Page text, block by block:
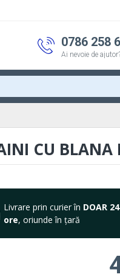
0786 258
Ai nevoie de
CU
Livrare prin curier în DOAR
ore, oriunde în țară